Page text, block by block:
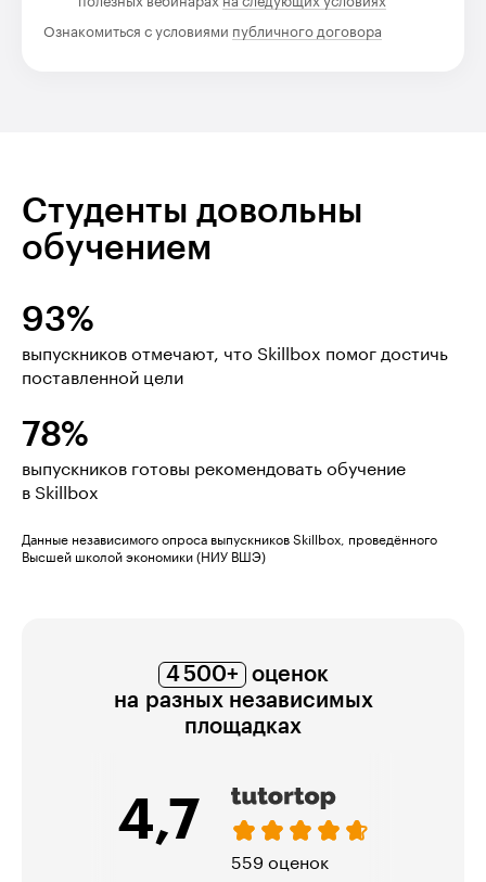
Ознакомиться с условиями публичного договора
Студенты довольны
обучением
93%
выпускников отмечают, что Skillbox помог достичь
поставленной цели
78%
выпускников готовы рекомендовать обучение
в Skillbox
Данные независимого опроса выпускников Skillbox, проведённого
Высшей школой экономики (НИУ ВШЭ)
4 500+
оценок
на разных независимых
площадках
4,7
559 оценок